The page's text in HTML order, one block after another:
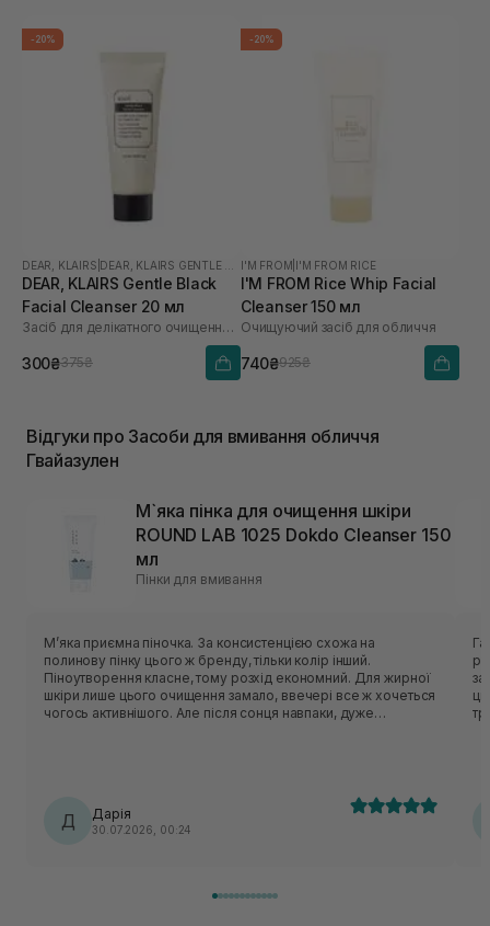
-20%
DEAR, KLAIRS
DEAR, KLAIRS Gentle Black
Facial Cleanser 20 мл
Засіб для делікатного очищення обличчя
300₴375₴
-20%
I'M FROM I'M FROM RICE
I'M FROM Rice Whip Facial
Cleanser 150 мл
Очищуючий засіб для обличчя
740₴925₴
Відгуки про Засоби для вмивання обличчя
Гвайазулен
М`яка пінка для очищення шкіри
ROUND LAB 1025 Dokdo Cleanser 150
мл
Пінки для вмивання
Мʼяка приємна піночка. За консистенцією схожа на
полинову пінку цього ж бренду, тільки колір інший.
Піноутворення класне, тому розхід економний. Для жирної
шкіри лише цього очищення замало, ввечері все ж хочеться
чогось активнішого. Але після сонця навпаки, дуже
Д Дарія
30.07.2026, 00:24
засобу. Аромат
тригерить. У